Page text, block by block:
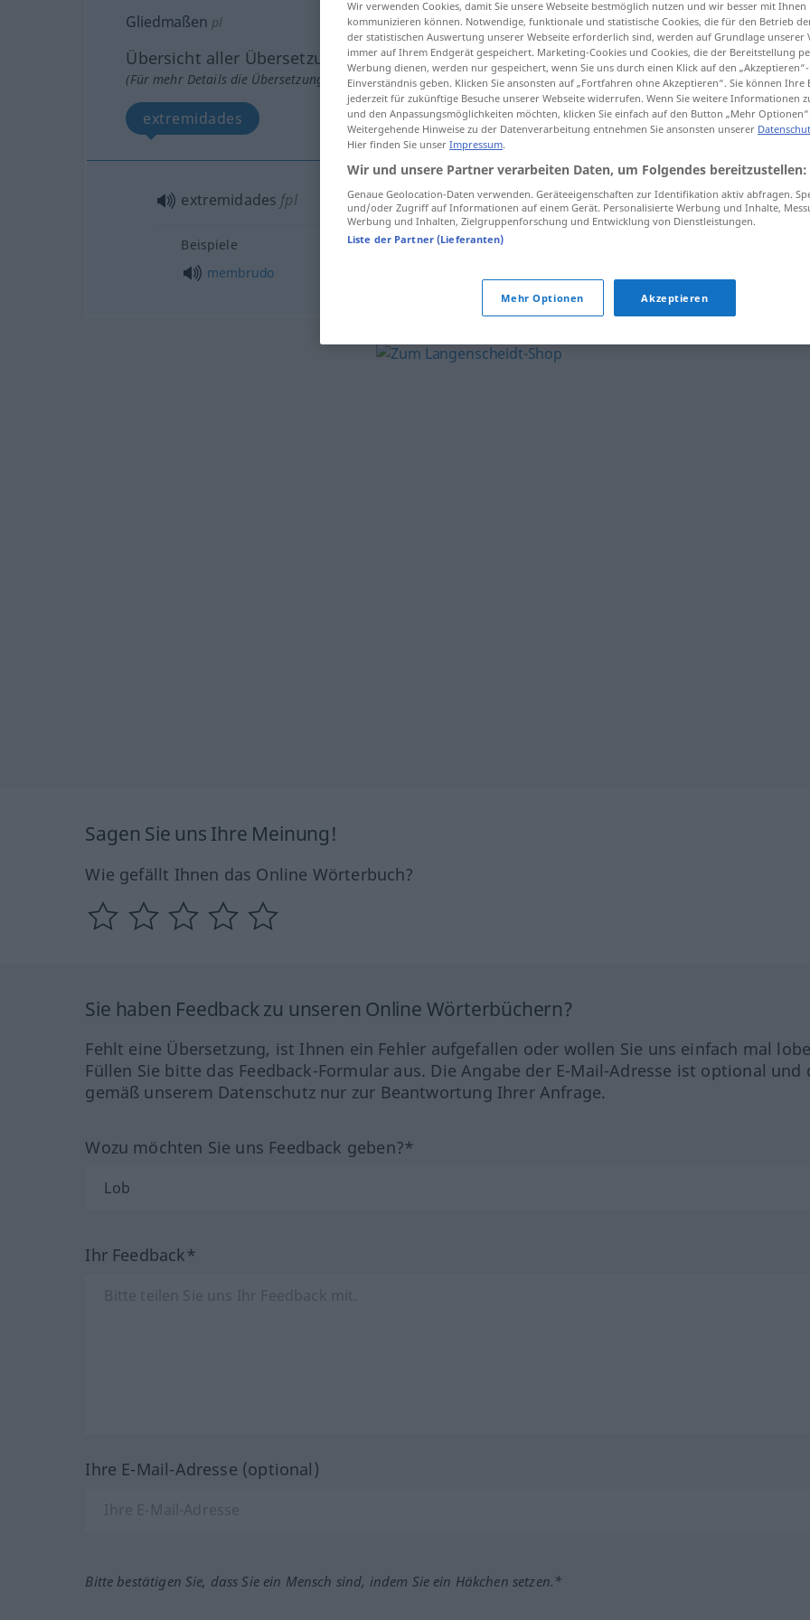
Gliedmaßen pl
Übersicht aller Übersetzungen
(Für mehr Details die Übersetzung anklicken/antippen)
extremidades
extremidades fpl Gliedmaßen
Beispiele
membrudo
Sagen Sie uns Ihre Meinung!
Wie gefällt Ihnen das Online Wörterbuch?
Sie haben Feedback zu unseren Online Wörterbüchern?
Fehlt eine Übersetzung, ist Ihnen ein Fehler aufgefallen oder wollen Sie uns einfach mal
Füllen Sie bitte das Feedback-Formular aus. Die Angabe der E-Mail-Adresse ist optional und
gemäß unserem Datenschutz nur zur Beantwortung Ihrer Anfrage.
Wozu möchten Sie uns Feedback geben?*
Ihr Feedback*
Ihre E-Mail-Adresse (optional)
Bitte bestätigen Sie, dass Sie ein Mensch sind, indem Sie ein Häkchen setzen.*
Wir verwenden Cookies, damit Sie unsere Webseite bestmöglich nutzen und wir besser mit Ihnen
kommunizieren können. Notwendige, funktionale und statistische Cookies, die für den Betrieb
der statistischen Auswertung unserer Webseite erforderlich sind, werden auf Grundlage unserer
immer auf Ihrem Endgerät gespeichert. Marketing-Cookies und Cookies, die der Bereitstellung
Werbung dienen, werden nur gespeichert, wenn Sie uns durch einen Klick auf den
Einverständnis geben. Klicken Sie ansonsten auf „Fortfahren ohne Akzeptieren“. Sie können Ihre
jederzeit für zukünftige Besuche unserer Webseite widerrufen. Wenn Sie weitere Informationen
und den Anpassungsmöglichkeiten möchten, klicken Sie einfach auf den Button „Mehr Optionen“.
Weitergehende Hinweise zu der Datenverarbeitung entnehmen Sie ansonsten unserer
Hier finden Sie unser Impressum.
Wir und unsere Partner verarbeiten Daten, um Folgendes bereitzustellen:
Genaue Geolocation-Daten verwenden. Geräteeigenschaften zur Identifikation aktiv abfragen.
und/oder Zugriff auf Informationen auf einem Gerät. Personalisierte Werbung und Inhalte,
Werbung und Inhalten, Zielgruppenforschung und Entwicklung von Dienstleistungen.
Liste der Partner (Lieferanten)
Mehr Optionen Akzeptieren